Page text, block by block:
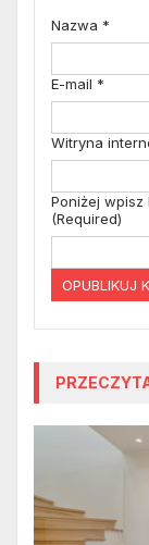
Nazwa *
E-mail *
Witryna
Poniżej wpisz
(Required)